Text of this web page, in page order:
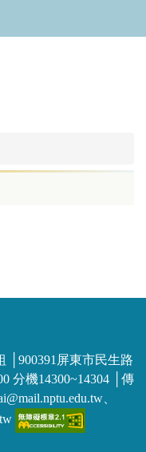
│900391屏東市民生路
分機14300~14304 │傳
、